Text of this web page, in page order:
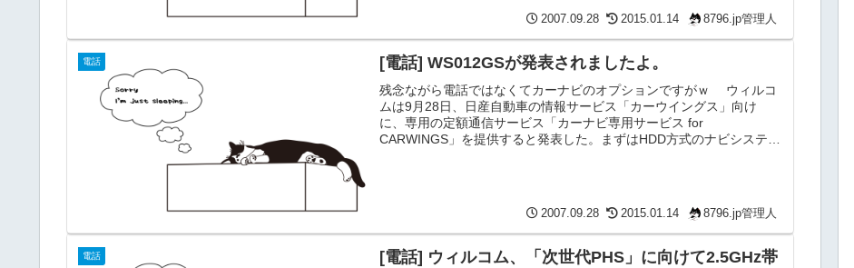
2007.09.28 2015.01.14 8796.jp管理人
電話 [電話] WS012GSが発表されましたよ。
残念ながら電話ではなくてカーナビのオプションですがｗ ウィルコ
ムは9月28日、日産自動車の情報サービス「カーウイングス」向け
に、専用の定額通信サービス「カーナビ専用サービス for
CARWINGS」を提供すると発表した。まずはHDD方式のナビシステム
に対応 - ITmedia +D モバイル いいなぁ、日...
2007.09.28 2015.01.14 8796.jp管理人
電話
[電話] ウィルコム、「次世代PHS」に向けて2.5GHz帯